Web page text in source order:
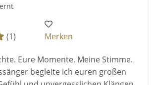
(1)
Merken
Eure Momente. Meine Stimme.
begleite ich euren großen